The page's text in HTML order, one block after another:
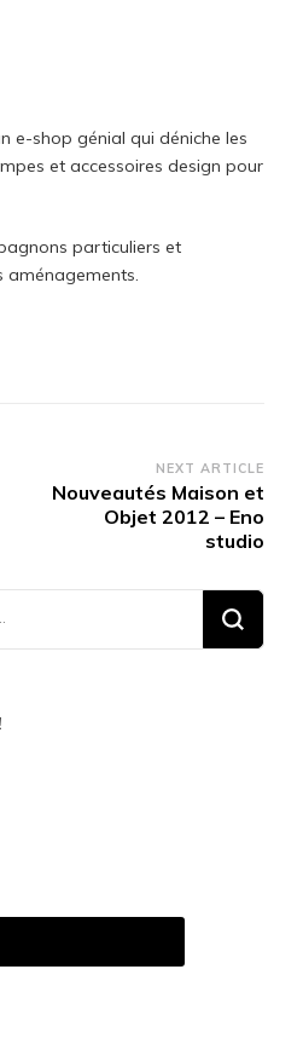
e-shop génial qui déniche les
et accessoires design pour
particuliers et
aménagements.
NEXT ARTICLE
Nouveautés Maison et
Objet 2012 – Eno
studio